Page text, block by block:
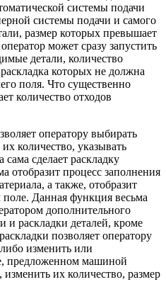
системы подачи
системы подачи и самого
размер которых превышает
может сразу запустить
детали, количество
которых не должна
поля. Что существенно
количество отходов
оператору выбирать
количество, указывать
сделает раскладку
отобразит процесс заполнения
а также, отобразит
поле. Данная функция весьма
дополнительного
и раскладки деталей, кроме
позволяет оператору
изменить или
предложенном машиной
их количество, размер